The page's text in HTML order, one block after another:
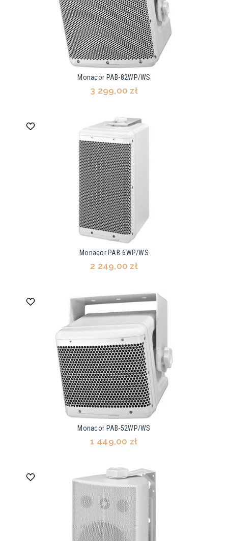
Monacor PAB-82WP/WS
3 299,00 zł
Monacor PAB-6WP/WS
2 249,00 zł
Monacor PAB-52WP/WS
1 449,00 zł